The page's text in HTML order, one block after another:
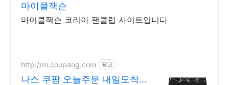
마이클잭슨
마이클잭슨 코리아 팬클럽 사이트입니다
http://m.coupang.com 광고
나스 쿠팡 오늘주문 내일도착